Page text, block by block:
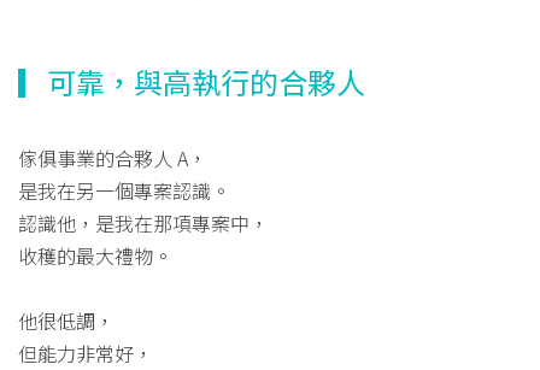
▎可靠，與高執行的合夥人
傢俱事業的合夥人 A，
是我在另一個專案認識。
認識他，是我在那項專案中，
收穫的最大禮物。
他很低調，
但能力非常好，